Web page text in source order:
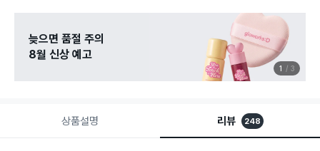
늦으면 품절 주의
8월 신상 예고
1 3
상품설명 리뷰 248